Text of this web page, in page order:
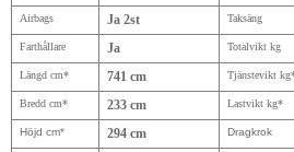
Airbags Ja 2st Taksäng
Farthållare Ja Totalvikt kg
Längd cm* 741 cm Tjänstevikt
Bredd cm* 233 cm Lastvikt kg*
Höjd cm* 294 cm Dragkrok